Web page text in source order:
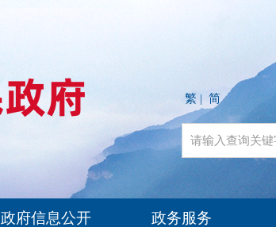
繁 | 简
政府信息公开 政务服务